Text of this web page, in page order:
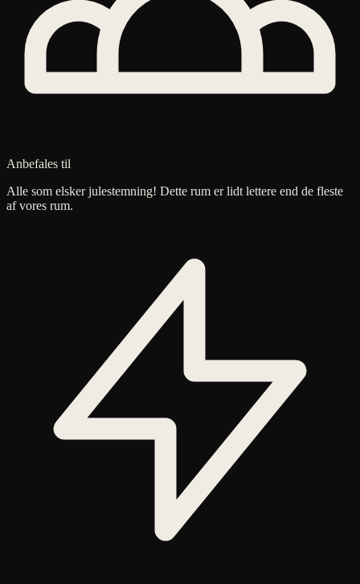
Anbefales til
Alle som elsker julestemning! Dette rum er lidt lettere end de fleste
af vores rum.